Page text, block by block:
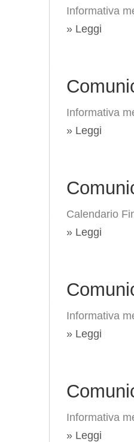
Informativa
» Leggi
Informativa
» Leggi
Calendario
» Leggi
Informativa
» Leggi
Informativa
» Leggi